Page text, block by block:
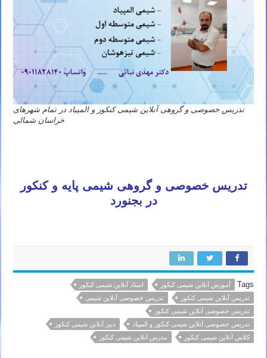
تدریس خصوصی و گروهی آنلاین شیمی کنکور و المپیاد در تمام شهرهای
خراسان شمالی
تدریس خصوصی و گروهی شیمی پایه و کنکور
در بجنورد
Tags آموزش آنلاین شیمی کنکور
استاد آنلاین شیمی کنکور
تدریس آنلاین شیمی کنکور
تدریس خصوصی آنلاین شیمی
تدریس خصوصی آنلاین شیمی کنکور
تدریس خصوصی آنلاین شیمی کنکور و المپیاد
دبیر آنلاین شیمی کنکور
کلاس آنلاین شیمی کنکور
مدرس آنلاین شیمی کنکور